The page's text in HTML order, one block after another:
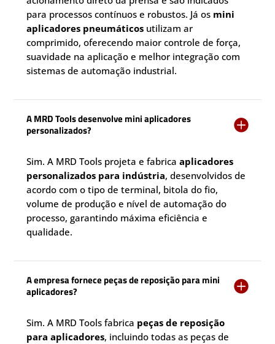
para processos contínuos e robustos. Já os mini
aplicadores pneumáticos utilizam ar
comprimido, oferecendo maior controle de força,
suavidade na aplicação e melhor integração com
sistemas de automação industrial.
A MRD Tools desenvolve mini aplicadores
personalizados?

Sim. A MRD Tools projeta e fabricaaplicadores
personalizados para indústria, desenvolvidos de
acordo com o tipo de terminal, bitola do fio,
volume de produção e nível de automação do
processo, garantindo máxima eficiência e
qualidade.
A empresa fornece peças de reposição para mini
aplicadores?

Sim. A MRD Tools fabrica peças de reposição
para aplicadores, incluindo todas as peças de